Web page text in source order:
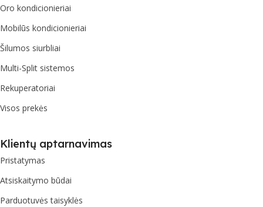
Oro kondicionieriai
Mobilūs kondicionieriai
Šilumos siurbliai
Multi-Split sistemos
Rekuperatoriai
Visos prekės
Klientų aptarnavimas
Pristatymas
Atsiskaitymo būdai
Parduotuvės taisyklės